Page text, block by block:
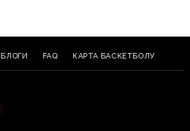
БЛОГИ FAQ КАРТА БАСКЕТБОЛУ